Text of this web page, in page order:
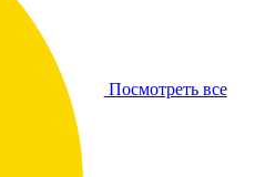
Посмотреть все